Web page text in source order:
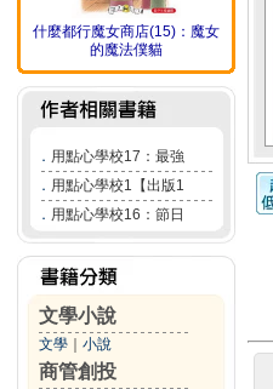
什麼都行魔女商店(15)：魔女
的魔法僕貓
． 用點心學校17：最強
． 用點心學校1【出版1
． 用點心學校16：節日
文學小說
文學 小說
商管創投